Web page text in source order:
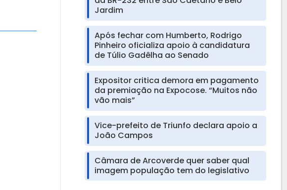
Jardim
Após fechar com Humberto, Rodrigo
Pinheiro oficializa apoio à candidatura
de Túlio Gadêlha ao Senado
Expositor critica demora em pagamento
da premiação na Expocose. “Muitos não
vão mais”
Vice-prefeito de Triunfo declara apoio a
João Campos
Câmara de Arcoverde quer saber qual
imagem população tem do legislativo